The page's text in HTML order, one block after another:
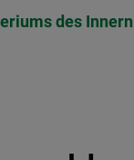
des Innern